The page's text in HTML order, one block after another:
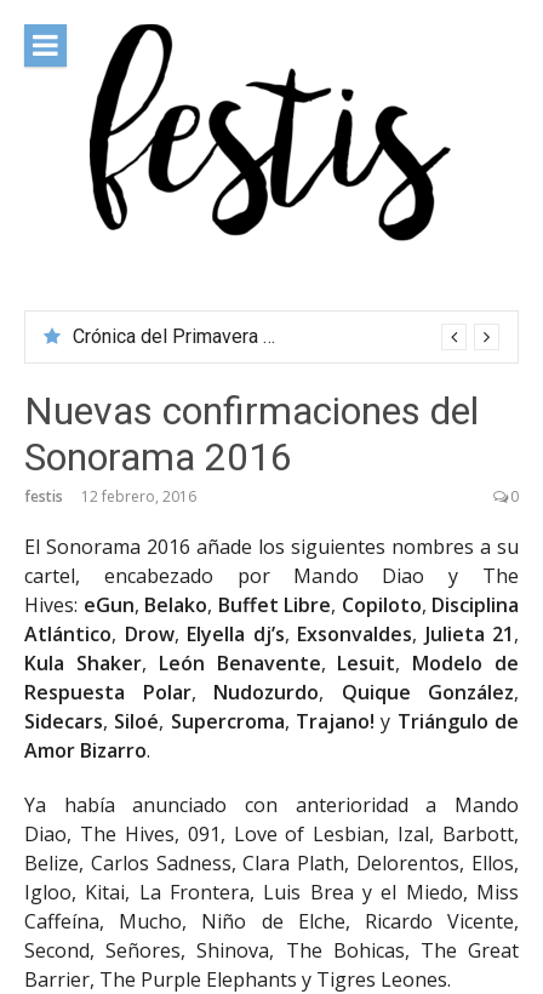
contenido
Crónica del Primavera Sound Porto 2026
Nuevas confirmaciones del
Sonorama 2016
festis 12 febrero, 2016 0
El Sonorama 2016 añade los siguientes nombres a su
cartel, encabezado por Mando Diao y The
Hives: eGun, Belako, Buffet Libre, Copiloto, Disciplina
Atlántico, Drow, Elyella dj’s, Exsonvaldes, Julieta 21,
Kula Shaker, León Benavente, Lesuit, Modelo de
Respuesta Polar, Nudozurdo, Quique González,
Sidecars, Siloé, Supercroma, Trajano! y Triángulo de
Amor Bizarro.
Ya había anunciado con anterioridad a Mando
Diao, The Hives, 091, Love of Lesbian, Izal, Barbott,
Belize, Carlos Sadness, Clara Plath, Delorentos, Ellos,
Igloo, Kitai, La Frontera, Luis Brea y el Miedo, Miss
Caffeína, Mucho, Niño de Elche, Ricardo Vicente,
Second, Señores, Shinova, The Bohicas, The Great
Barrier, The Purple Elephants y Tigres Leones.